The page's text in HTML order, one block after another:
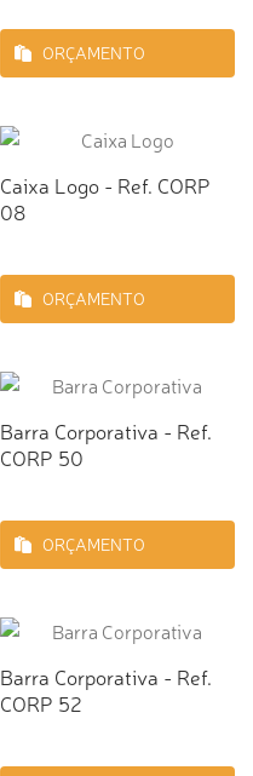
ORÇAMENTO
Caixa Logo - Ref. CORP
08
ORÇAMENTO
Barra Corporativa - Ref.
CORP 50
ORÇAMENTO
Barra Corporativa - Ref.
CORP 52